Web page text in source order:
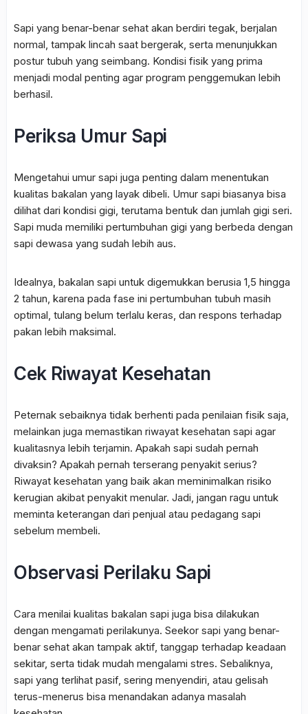
Sapi yang benar-benar sehat akan berdiri tegak, berjalan
normal, tampak lincah saat bergerak, serta menunjukkan
postur tubuh yang seimbang. Kondisi fisik yang prima
menjadi modal penting agar program penggemukan lebih
berhasil.
Periksa Umur Sapi
Mengetahui umur sapi juga penting dalam menentukan
kualitas bakalan yang layak dibeli. Umur sapi biasanya bisa
dilihat dari kondisi gigi, terutama bentuk dan jumlah gigi seri.
Sapi muda memiliki pertumbuhan gigi yang berbeda dengan
sapi dewasa yang sudah lebih aus.
Idealnya, bakalan sapi untuk digemukkan berusia 1,5 hingga
2 tahun, karena pada fase ini pertumbuhan tubuh masih
optimal, tulang belum terlalu keras, dan respons terhadap
pakan lebih maksimal.
Cek Riwayat Kesehatan
Peternak sebaiknya tidak berhenti pada penilaian fisik saja,
melainkan juga memastikan riwayat kesehatan sapi agar
kualitasnya lebih terjamin. Apakah sapi sudah pernah
divaksin? Apakah pernah terserang penyakit serius?
Riwayat kesehatan yang baik akan meminimalkan risiko
kerugian akibat penyakit menular. Jadi, jangan ragu untuk
meminta keterangan dari penjual atau pedagang sapi
sebelum membeli.
Observasi Perilaku Sapi
Cara menilai kualitas bakalan sapi juga bisa dilakukan
dengan mengamati perilakunya. Seekor sapi yang benar-
benar sehat akan tampak aktif, tanggap terhadap keadaan
sekitar, serta tidak mudah mengalami stres. Sebaliknya,
sapi yang terlihat pasif, sering menyendiri, atau gelisah
terus-menerus bisa menandakan adanya masalah